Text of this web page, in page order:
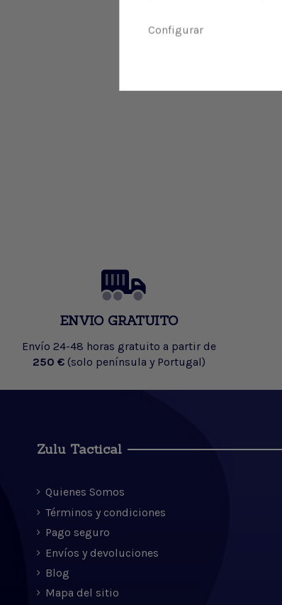
ENVIO GRATUITO
Envío 24-48 horas gratuito a partir de
250 € (solo península y Portugal)
Zulu Tactical
Quienes Somos
Términos y condiciones
Pago seguro
Envíos y devoluciones
Blog
Mapa del sitio
Configurar